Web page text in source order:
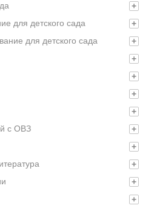
+
для детского сада
+
для детского сада
+
+
+
+
+
с ОВЗ
+
+
+
+
+